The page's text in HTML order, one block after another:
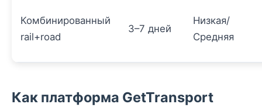
Комбинированный
rail+road
3–7 дней
Низкая/
Средняя
Как платформа GetTransport